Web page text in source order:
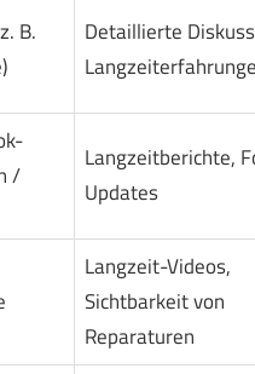
B.
Detaillierte
/
Langzeitberichte,
Updates
Langzeit-Videos,
Sichtbarkeit von
Reparaturen